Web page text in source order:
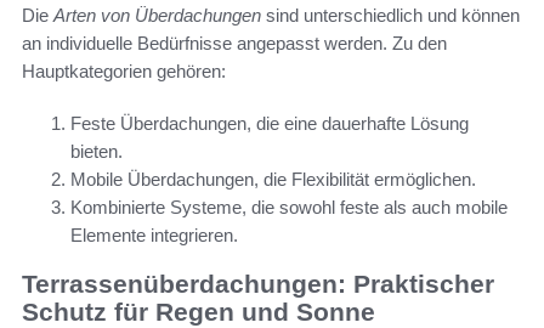
Die Arten von Überdachungen sind unterschiedlich und können
an individuelle Bedürfnisse angepasst werden. Zu den
Hauptkategorien gehören:
Feste Überdachungen, die eine dauerhafte Lösung
bieten.
Mobile Überdachungen, die Flexibilität ermöglichen.
Kombinierte Systeme, die sowohl feste als auch mobile
Elemente integrieren.
Terrassenüberdachungen: Praktischer
Schutz für Regen und Sonne